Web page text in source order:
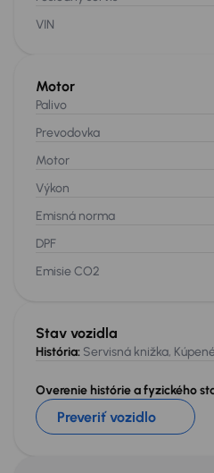
VIN
Stav vozidla
História: Servisná knižka,
Overenie histórie a fyzického
Preveriť vozidlo
Motor
Palivo
Prevodovka
Motor
Výkon
Emisná norma
DPF
Emisie CO2